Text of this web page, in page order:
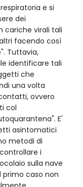
e si
dei
cariche virali tali
facendo così
Tuttavia,
identificare tali
che
una volta
ovvero
col
E'
asintomatici
metodi di
i
sulla nave
primo caso non